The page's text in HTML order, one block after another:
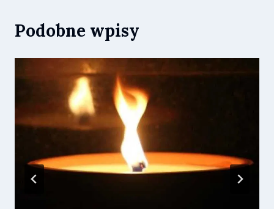
Podobne wpisy